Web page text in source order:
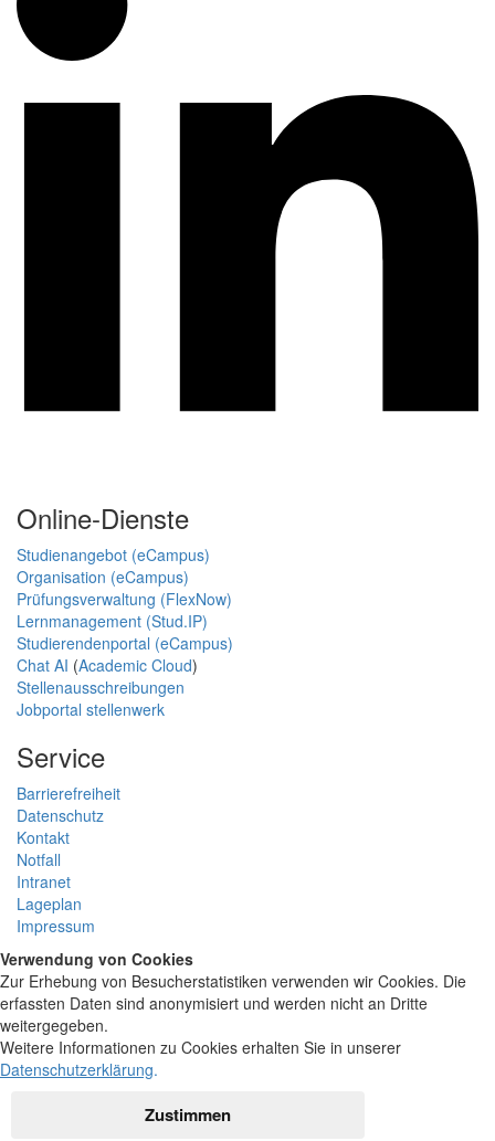
Online-Dienste
Studienangebot (eCampus)
Organisation (eCampus)
Prüfungsverwaltung (FlexNow)
Lernmanagement (Stud.IP)
Studierendenportal (eCampus)
Chat AI (Academic Cloud)
Stellenausschreibungen
Jobportal stellenwerk
Service
Barrierefreiheit
Datenschutz
Kontakt
Notfall
Intranet
Lageplan
Impressum
Verwendung von Cookies
Zur Erhebung von Besucherstatistiken verwenden wir Cookies. Die
erfassten Daten sind anonymisiert und werden nicht an Dritte
weitergegeben.
Weitere Informationen zu Cookies erhalten Sie in unserer
Datenschutzerklärung.
Zustimmen